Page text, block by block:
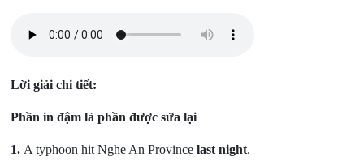
Lời giải chi tiết:
Phần in đậm là phần được sửa lại
1. A typhoon hit Nghe An Provincelast night.